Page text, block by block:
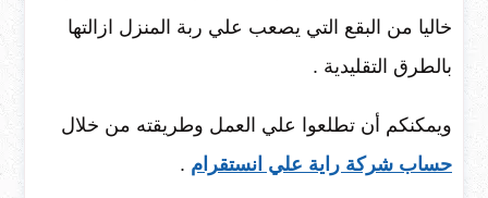
خاليا من البقع التي يصعب علي ربة المنزل ازالتها
بالطرق التقليدية .
ويمكنكم أن تطلعوا علي العمل وطريقته من خلال
حساب شركة راية علي انستقرام .